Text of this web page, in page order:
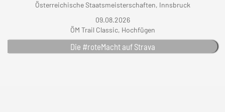
Österreichische Staatsmeisterschaften, Innsbruck
09.08.2026
ÖM Trail Classic, Hochfügen
Die #roteMacht auf Strava